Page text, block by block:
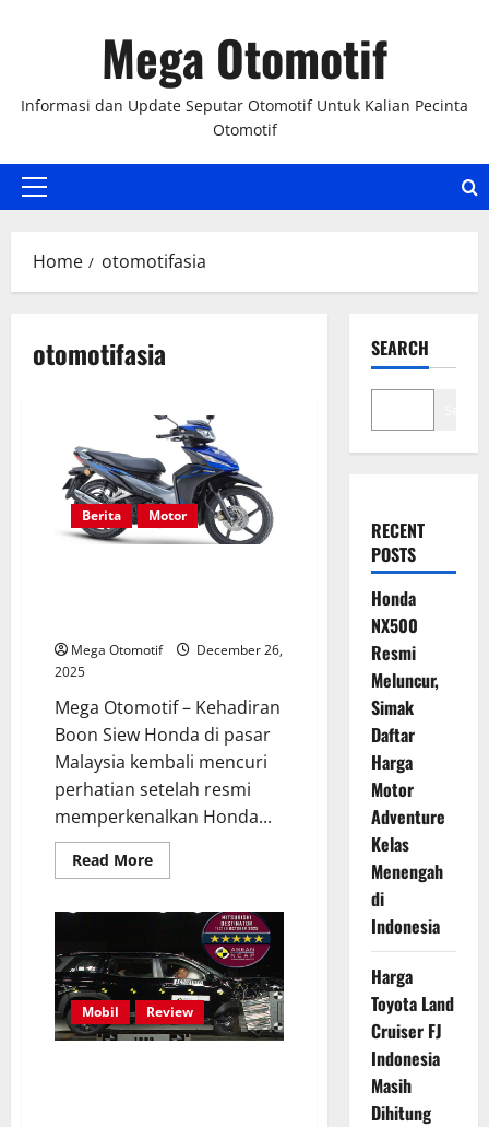
Mega Otomotif
Informasi dan Update Seputar Otomotif Untuk Kalian Pecinta
Otomotif
Primary
Home otomotifasia
otomotifasia
Berita Motor
Mega Otomotif
December 26,
2025
Mega Otomotif – Kehadiran
Boon Siew Honda di pasar
Malaysia kembali mencuri
perhatian setelah resmi
memperkenalkan Honda...
Read MoreRead
more
Blade
Hadir
Lagi
Lewat
Dash
125,
Harga
Tembus
Mobil Review
SEARCH
RECENT
POSTS
Honda
NX500
Resmi
Meluncur,
Simak
Daftar
Harga
Motor
Adventure
Kelas
Menengah
di
Indonesia
Harga
Toyota Land
Cruiser FJ
Indonesia
Masih
Dihitung